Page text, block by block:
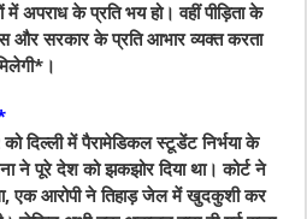
में अपराध के प्रति भय हो। वहीं पीड़‍िता के
और सरकार के प्रति आभार व्‍यक्‍त करता
दिल्ली में पैरामेडिकल स्टूडेंट निर्भया के
ने पूरे देश को झकझोर दिया था। कोर्ट ने
था, एक आरोपी ने तिहाड़ जेल में खुदकुशी कर